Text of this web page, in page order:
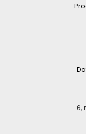
6,